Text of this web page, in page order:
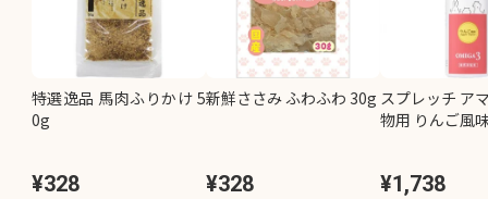
特選逸品 馬肉ふりかけ 5
0g
¥328
新鮮ささみ ふわふわ 30g
¥328
スプレッチ ア
物用 りんご風
¥1,738